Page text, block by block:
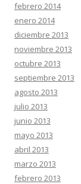
febrero 2014
enero 2014
diciembre 2013
noviembre 2013
octubre 2013
septiembre 2013
agosto 2013
julio 2013
junio 2013
mayo 2013
abril 2013
marzo 2013
febrero 2013